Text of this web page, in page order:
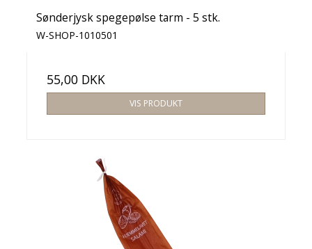
Sønderjysk spegepølse tarm - 5 stk.
W-SHOP-1010501
55,00 DKK
VIS PRODUKT